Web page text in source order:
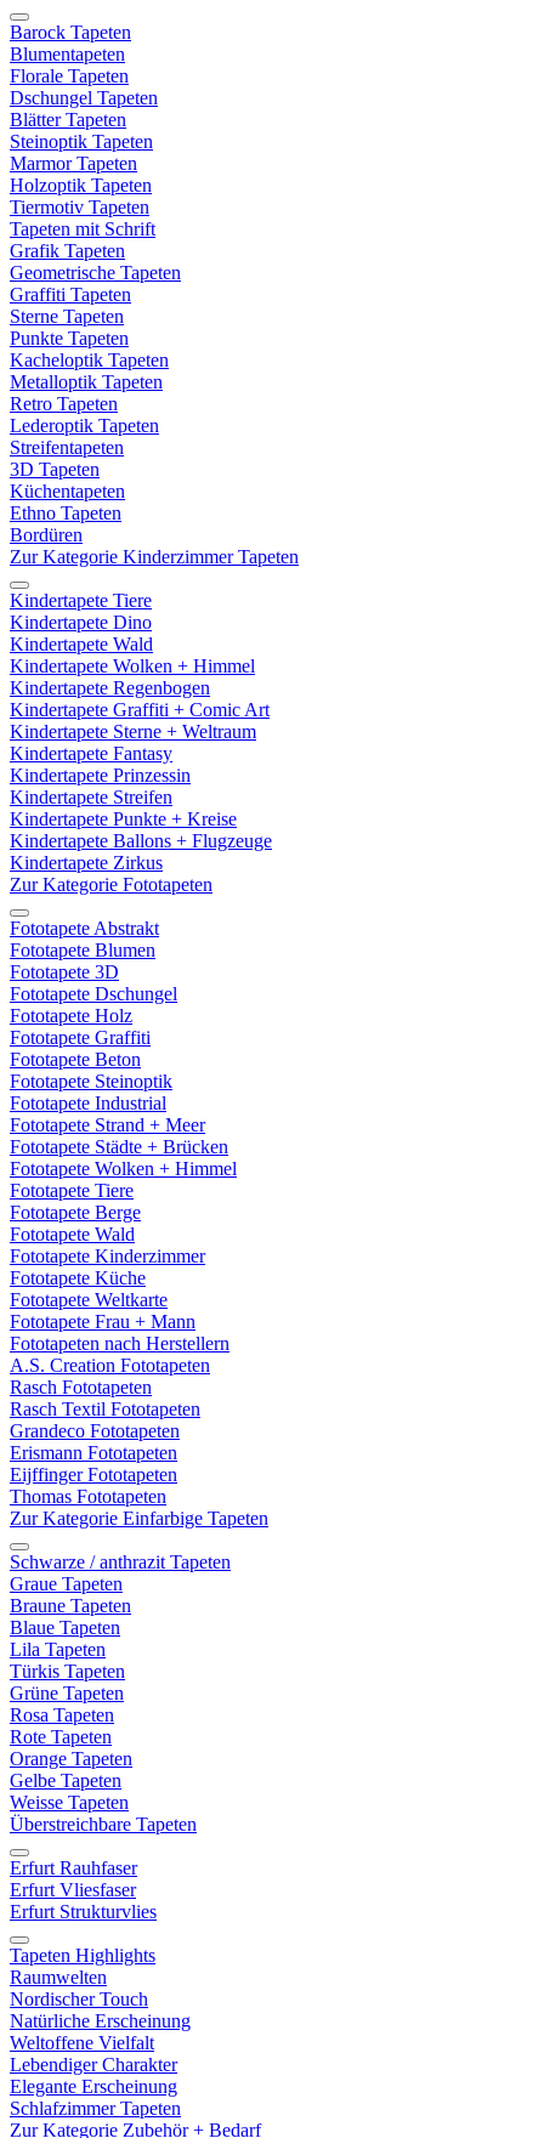
Barock Tapeten
Blumentapeten
Florale Tapeten
Dschungel Tapeten
Blätter Tapeten
Steinoptik Tapeten
Marmor Tapeten
Holzoptik Tapeten
Tiermotiv Tapeten
Tapeten mit Schrift
Grafik Tapeten
Geometrische Tapeten
Graffiti Tapeten
Sterne Tapeten
Punkte Tapeten
Kacheloptik Tapeten
Metalloptik Tapeten
Retro Tapeten
Lederoptik Tapeten
Streifentapeten
3D Tapeten
Küchentapeten
Ethno Tapeten
Bordüren
Zur Kategorie Kinderzimmer Tapeten
Kindertapete Tiere
Kindertapete Dino
Kindertapete Wald
Kindertapete Wolken + Himmel
Kindertapete Regenbogen
Kindertapete Graffiti + Comic Art
Kindertapete Sterne + Weltraum
Kindertapete Fantasy
Kindertapete Prinzessin
Kindertapete Streifen
Kindertapete Punkte + Kreise
Kindertapete Ballons + Flugzeuge
Kindertapete Zirkus
Zur Kategorie Fototapeten
Fototapete Abstrakt
Fototapete Blumen
Fototapete 3D
Fototapete Dschungel
Fototapete Holz
Fototapete Graffiti
Fototapete Beton
Fototapete Steinoptik
Fototapete Industrial
Fototapete Strand + Meer
Fototapete Städte + Brücken
Fototapete Wolken + Himmel
Fototapete Tiere
Fototapete Berge
Fototapete Wald
Fototapete Kinderzimmer
Fototapete Küche
Fototapete Weltkarte
Fototapete Frau + Mann
Fototapeten nach Herstellern
A.S. Creation Fototapeten
Rasch Fototapeten
Rasch Textil Fototapeten
Grandeco Fototapeten
Erismann Fototapeten
Eijffinger Fototapeten
Thomas Fototapeten
Zur Kategorie Einfarbige Tapeten
Schwarze / anthrazit Tapeten
Graue Tapeten
Braune Tapeten
Blaue Tapeten
Lila Tapeten
Türkis Tapeten
Grüne Tapeten
Rosa Tapeten
Rote Tapeten
Orange Tapeten
Gelbe Tapeten
Weisse Tapeten
Überstreichbare Tapeten
Erfurt Rauhfaser
Erfurt Vliesfaser
Erfurt Strukturvlies
Tapeten Highlights
Raumwelten
Nordischer Touch
Natürliche Erscheinung
Weltoffene Vielfalt
Lebendiger Charakter
Elegante Erscheinung
Schlafzimmer Tapeten
Zur Kategorie Zubehör + Bedarf